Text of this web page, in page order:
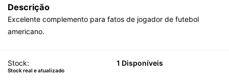
Descrição
Excelente complemento para fatos de jogador de futebol
americano.
Stock: 1 Disponíveis
Stock real e atualizado